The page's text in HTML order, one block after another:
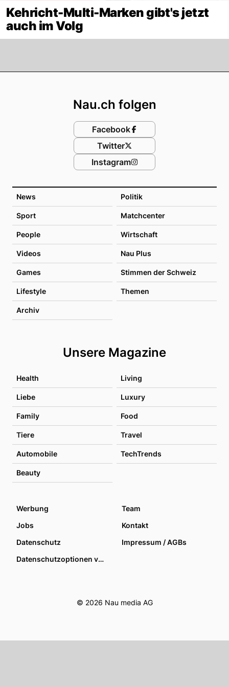
Kehricht-Multi-Marken gibt's jetzt
auch im Volg
News Politik
Sport Matchcenter
People Wirtschaft
Videos Nau Plus
Games Stimmen der Schweiz
Lifestyle Themen
Archiv
Unsere Magazine
Health Living
Liebe Luxury
Family Food
Tiere Travel
Automobile TechTrends
Beauty
Nau.ch folgen
Facebook
Twitter
Instagram
Werbung
Team
Jobs
Kontakt
Datenschutz
Impressum / AGBs
Datenschutzoptionen verwalten
© 2026 Nau media AG